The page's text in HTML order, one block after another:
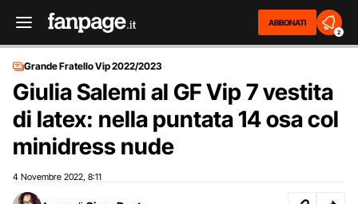
ABBONATI
2
Grande Fratello Vip 2022/2023
Giulia Salemi al GF Vip 7 vestita
di latex: nella puntata 14 osa col
minidress nude
4 Novembre 2022 8:11